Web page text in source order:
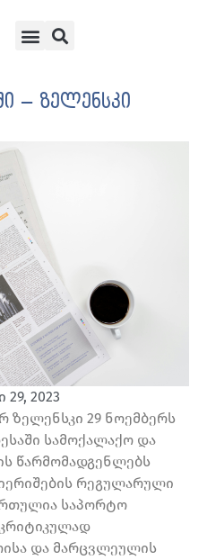
– ზელენსკი
2023
29 ნოემბერს
სამოქალაქო და
წარმომადგენლებს
რეგულარული
საპორტო
და მარცვლეულის